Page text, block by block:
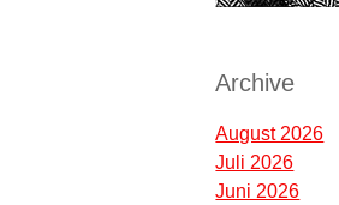
Archive
August 2026
Juli 2026
Juni 2026